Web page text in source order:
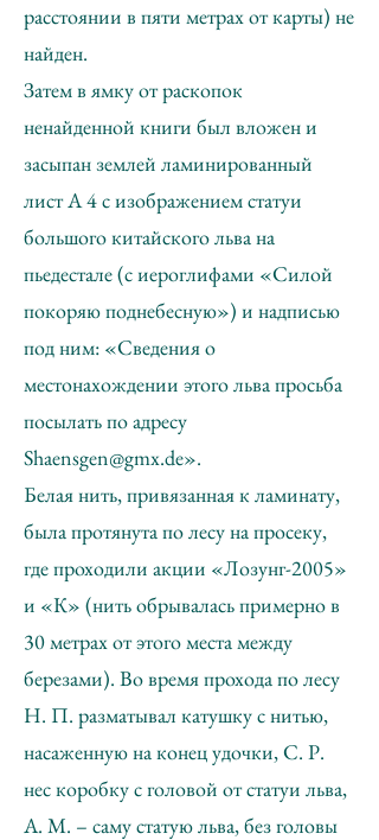
расстоянии в пяти метрах от карты) не
найден.
Затем в ямку от раскопок
ненайденной книги был вложен и
засыпан землей ламинированный
лист А 4 с изображением статуи
большого китайского льва на
пьедестале (с иероглифами «Силой
покоряю поднебесную») и надписью
под ним: «Сведения о
местонахождении этого льва просьба
посылать по адресу
Shaensgen@gmx.de».
Белая нить, привязанная к ламинату,
была протянута по лесу на просеку,
где проходили акции «Лозунг-2005»
и «К» (нить обрывалась примерно в
30 метрах от этого места между
березами). Во время прохода по лесу
Н. П. разматывал катушку с нитью,
насаженную на конец удочки, С. Р.
нес коробку с головой от статуи льва,
А. М. – саму статую льва, без головы